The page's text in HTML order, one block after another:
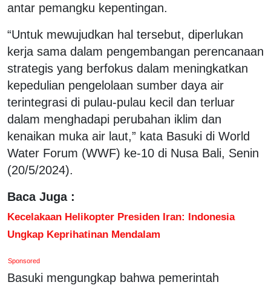
antar pemangku kepentingan.
“Untuk mewujudkan hal tersebut, diperlukan
kerja sama dalam pengembangan perencanaan
strategis yang berfokus dalam meningkatkan
kepedulian pengelolaan sumber daya air
terintegrasi di pulau-pulau kecil dan terluar
dalam menghadapi perubahan iklim dan
kenaikan muka air laut,” kata Basuki di World
Water Forum (WWF) ke-10 di Nusa Bali, Senin
(20/5/2024).
Baca Juga :
Kecelakaan Helikopter Presiden Iran: Indonesia
Ungkap Keprihatinan Mendalam
Sponsored
Basuki mengungkap bahwa pemerintah